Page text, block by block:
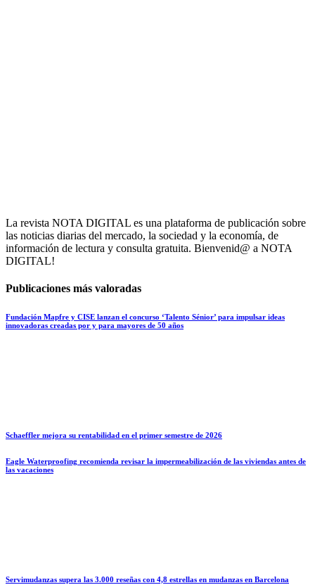
La revista NOTA DIGITAL es una plataforma de publicación sobre
las noticias diarias del mercado, la sociedad y la economía, de
información de lectura y consulta gratuita. Bienvenid@ a NOTA
DIGITAL!
Publicaciones más valoradas
Fundación Mapfre y CISE lanzan el concurso ‘Talento Sénior’ para impulsar ideas
innovadoras creadas por y para mayores de 50 años
Schaeffler mejora su rentabilidad en el primer semestre de 2026
Eagle Waterproofing recomienda revisar la impermeabilización de las viviendas antes de
las vacaciones
Servimudanzas supera las 3.000 reseñas con 4,8 estrellas en mudanzas en Barcelona